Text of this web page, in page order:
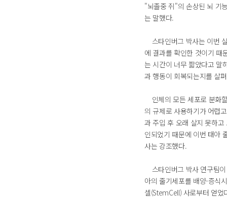
"뇌졸중 쥐"의 손상된 뇌 기
는 말했다.
스타인버그 박사는 이번
에 결과를 확인한 것이기 때
는 시간이 너무 짧았다고 말
과 행동이 회복되는지를 살
인체의 모든 세포로 분화
의 규제로 사용하기가 어렵
과 주입 후 오래 살지 못하
인되었기 때문에 이번 태아
사는 강조했다.
스타인버그 박사 연구팀
아의 줄기세포를 배양-증식
셀(StemCell) 사로부터 얻었